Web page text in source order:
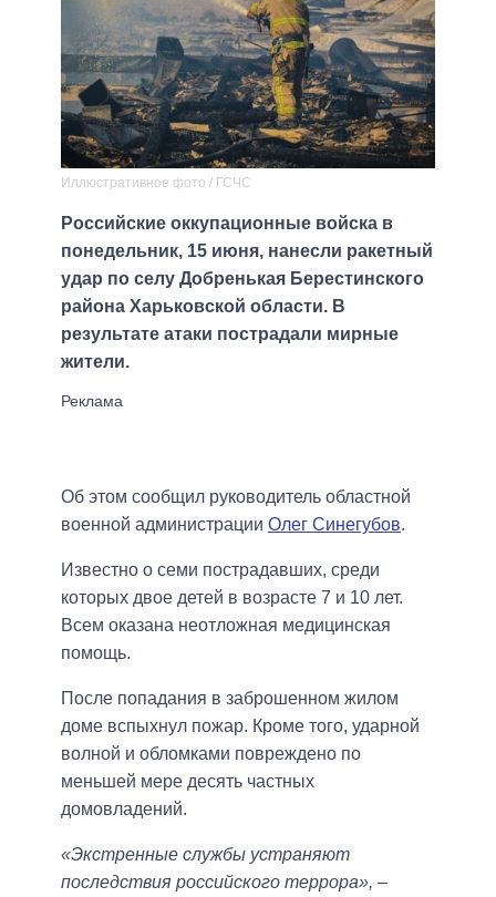
Иллюстративное фото / ГСЧС
Российские оккупационные войска в
понедельник, 15 июня, нанесли ракетный
удар по селу Добренькая Берестинского
района Харьковской области. В
результате атаки пострадали мирные
жители.
Об этом сообщил руководитель областной
военной администрации Олег Синегубов.
Известно о семи пострадавших, среди
которых двое детей в возрасте 7 и 10 лет.
Всем оказана неотложная медицинская
помощь.
После попадания в заброшенном жилом
доме вспыхнул пожар. Кроме того, ударной
волной и обломками повреждено по
меньшей мере десять частных
домовладений.
«Экстренные службы устраняют
последствия российского террора», –